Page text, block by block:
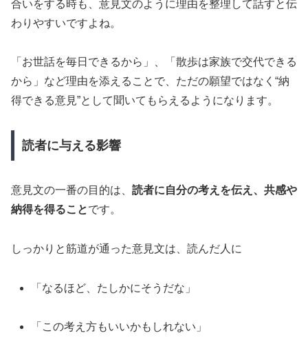
合いをする時も、意見文のように理由を整理して話すと伝
わりやすいですよね。
「お世話を毎日できるから」、「散歩は家族で交代できる
から」など理由を添えることで、ただの願望ではなく“納
得できる意見”として聞いてもらえるようになります。
読者に与える影響
意見文の一番の目的は、 読者に自分の考えを伝え、共感や
納得を得ることです。
しっかりと筋道が通った意見文は、読んだ人に
「なるほど、たしかにそうだな」
「この考え方もいいかもしれない」